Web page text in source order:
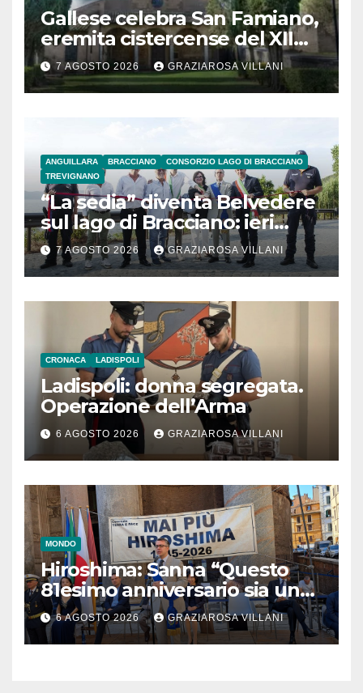
Gallese celebra San Famiano,
eremita cistercense del XII
secolo
7 AGOSTO 2026 GRAZIAROSA VILLANI
ANGUILLARA BRACCIANO
CONSORZIO LAGO DI BRACCIANO
TREVIGNANO
“La sedia” diventa Belvedere
sul lago di Bracciano: ieri
l’inaugurazione
7 AGOSTO 2026 GRAZIAROSA VILLANI
CRONACA LADISPOLI
Ladispoli: donna segregata.
Operazione dell’Arma
6 AGOSTO 2026 GRAZIAROSA VILLANI
MONDO
Hiroshima: Sanna “Questo
81esimo anniversario sia un
monito per tutti”
6 AGOSTO 2026 GRAZIAROSA VILLANI